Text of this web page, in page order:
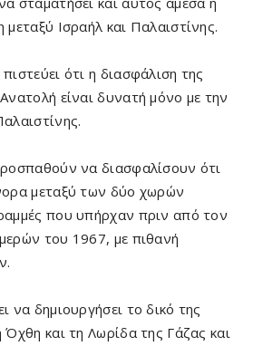
Ισραήλ και Παλαιστίνης.
ότι η διασφάλιση της
είναι δυνατή μόνο με την
να διασφαλίσουν ότι
μεταξύ των δύο χωρών
που υπήρχαν πριν από τον
του 1967, με πιθανή
να δημιουργήσει το δικό της
Όχθη και τη Λωρίδα της Γάζας και